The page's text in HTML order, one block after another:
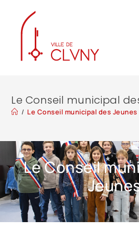
Le Conseil municipal
/ Le Conseil municipal des Jeunes
Le Conseil